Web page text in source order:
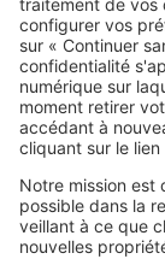
SeLoger c'est aussi